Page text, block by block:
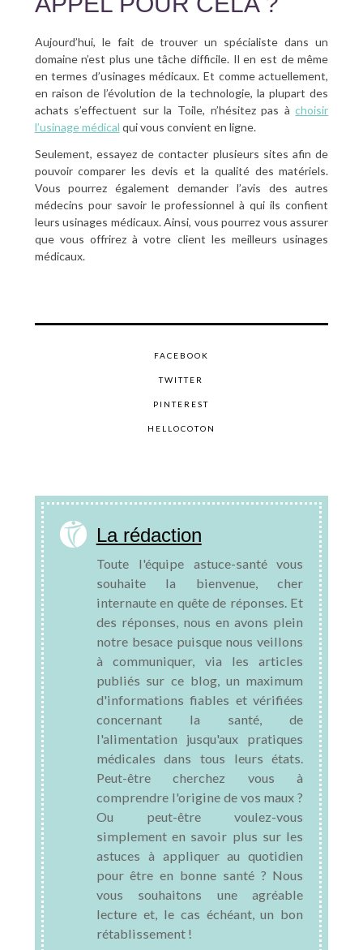
Aujourd’hui, le fait de trouver un spécialiste dans un
domaine n’est plus une tâche difficile. Il en est de même
en termes d’usinages médicaux. Et comme actuellement,
en raison de l’évolution de la technologie, la plupart des
achats s’effectuent sur la Toile, n’hésitez pas àchoisir
l’usinage médical qui vous convient en ligne.
Seulement, essayez de contacter plusieurs sites afin de
pouvoir comparer les devis et la qualité des matériels.
Vous pourrez également demander l’avis des autres
médecins pour savoir le professionnel à qui ils confient
leurs usinages médicaux. Ainsi, vous pourrez vous assurer
que vous offrirez à votre client les meilleurs usinages
médicaux.
FACEBOOK
TWITTER
PINTEREST
HELLOCOTON
La rédaction
Toute l'équipe astuce-santé vous
souhaite la bienvenue, cher
internaute en quête de réponses. Et
des réponses, nous en avons plein
notre besace puisque nous veillons
à communiquer, via les articles
publiés sur ce blog, un maximum
d'informations fiables et vérifiées
concernant la santé, de
l'alimentation jusqu'aux pratiques
médicales dans tous leurs états.
Peut-être cherchez vous à
comprendre l'origine de vos maux ?
Ou peut-être voulez-vous
simplement en savoir plus sur les
astuces à appliquer au quotidien
pour être en bonne santé ? Nous
vous souhaitons une agréable
lecture et, le cas échéant, un bon
rétablissement !